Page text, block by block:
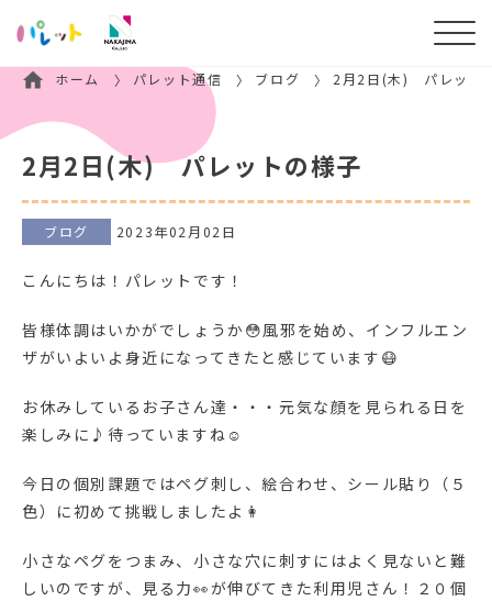
ホーム パレット通信 ブログ 2月2日(木) パレット
2月2日(木) パレットの様子
ブログ 2023年02月02日
こんにちは！パレットです！
皆様体調はいかがでしょうか😳風邪を始め、インフルエン
ザがいよいよ身近になってきたと感じています😷
お休みしているお子さん達・・・元気な顔を見られる日を
楽しみに♪待っていますね☺
今日の個別課題ではペグ刺し、絵合わせ、シール貼り（５
色）に初めて挑戦しましたよ👩
小さなペグをつまみ、小さな穴に刺すにはよく見ないと難
しいのですが、見る力👀が伸びてきた利用児さん！２０個